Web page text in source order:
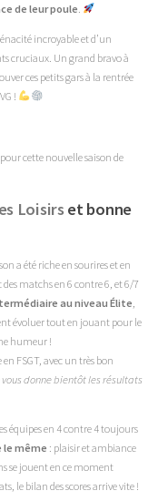
de leur poule
incroyable et d’un
cruciaux. Un grand bravo à
ces petits gars à la rentrée
!
cette nouvelle saison de
Loisirs et bonne
a été riche en sourires et en
des matchs en 6 contre 6, et 6/7
au niveau Élite
évoluer tout en jouant pour le
humeur !
en FSGT, avec un très bon
donne bientôt les résultats
équipes en 4 contre 4 toujours
le même : plaisir et ambiance
se jouent en ce moment
le bilan des scores arrive vite !